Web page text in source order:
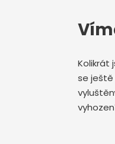
Kolikrát
se ještě